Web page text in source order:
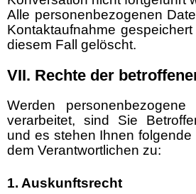
Alle personenbezogenen
Kontaktaufnahme
diesem Fall gelöscht.
VII. Rechte der
Werden
verarbeitet, sind Sie
und es stehen Ihnen
dem Verantwortlichen zu:
1. Auskunftsrecht